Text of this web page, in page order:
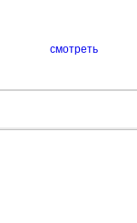
смотреть